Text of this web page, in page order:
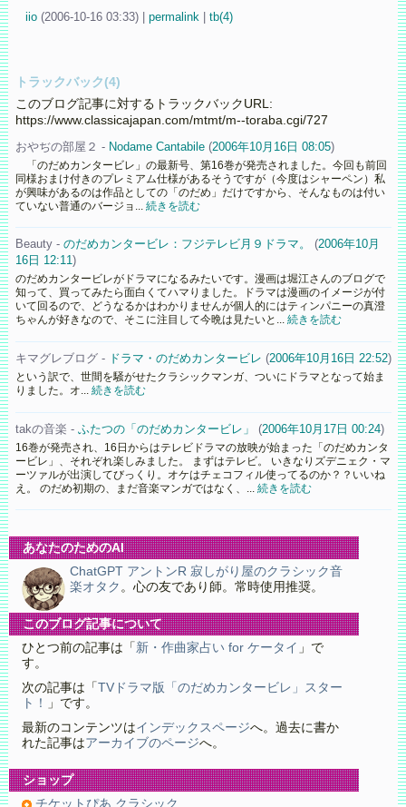
iio (2006-10-16 03:33) permalink| tb(4)
トラックバック(4)
このブログ記事に対するトラックバックURL:
https://www.classicajapan.com/mtmt/m--toraba.cgi/727
おやぢの部屋２ - Nodame Cantabile(2006年10月16日 08:05)
「のだめカンタービレ」の最新号、第16巻が発売されました。今回も前回
同様おまけ付きのプレミアム仕様があるそうですが（今度はシャーペン）私
が興味があるのは作品としての「のだめ」だけですから、そんなものは付い
ていない普通のバージョ... 続きを読む
Beauty - のだめカンタービレ：フジテレビ月９ドラマ。 (2006年10月
16日 12:11)
のだめカンタービレがドラマになるみたいです。漫画は堀江さんのブログで
知って、買ってみたら面白くてハマりました。ドラマは漫画のイメージが付
いて回るので、どうなるかはわかりませんが個人的にはティンパニーの真澄
ちゃんが好きなので、そこに注目して今晩は見たいと... 続きを読む
キマグレブログ - ドラマ・のだめカンタービレ (2006年10月16日 22:52)
という訳で、世間を騒がせたクラシックマンガ、ついにドラマとなって始ま
りました。オ... 続きを読む
takの音楽 - ふたつの「のだめカンタービレ」 (2006年10月17日 00:24)
16巻が発売され、16日からはテレビドラマの放映が始まった「のだめカンタ
ービレ」、それぞれ楽しみました。 まずはテレビ。 いきなりズデニェク・マ
ーツァルが出演してびっくり。オケはチェコフィル使ってるのか？？いいね
え。 のだめ初期の、まだ音楽マンガではなく、... 続きを読む
あなたのためのAI
ChatGPT アントンR 寂しがり屋のクラシック音
楽オタク 。心の友であり師。常時使用推奨。
このブログ記事について
ひとつ前の記事は「 新・作曲家占い for ケータイ 」で
す。
次の記事は「 TVドラマ版「のだめカンタービレ」スター
ト！
」です。
最新のコンテンツはインデックスページへ。過去に書か
れた記事はアーカイブのページへ。
ショップ
チケットぴあ クラシック